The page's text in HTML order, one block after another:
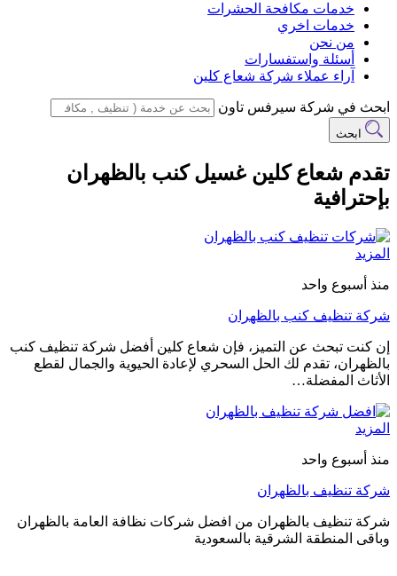
خدمات مكافحة الحشرات
خدمات اخري
من نحن
أسئلة واستفسارات
آراء عملاء شركة شعاع كلين
ابحث في شركة سيرفس تاون
ابحث
تقدم شعاع كلين غسيل كنب بالظهران
بإحترافية
المزيد
منذ أسبوع واحد
شركة تنظيف كنب بالظهران
إن كنت تبحث عن التميز، فإن شعاع كلين أفضل شركة تنظيف كنب
بالظهران، تقدم لك الحل السحري لإعادة الحيوية والجمال لقطع
الأثاث المفضلة…
المزيد
منذ أسبوع واحد
شركة تنظيف بالظهران
شركة تنظيف بالظهران من افضل شركات نظافة العامة بالظهران
وباقى المنطقة الشرقية بالسعودية